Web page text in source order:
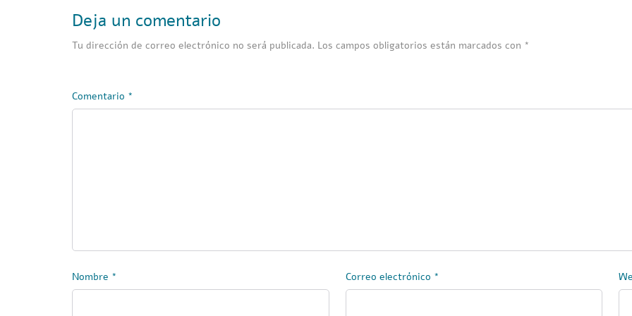
Deja un comentario
Tu dirección de correo electrónico no será publicada. Los campos obligatorios están marcados con *
Comentario *
Nombre * Correo electrónico *